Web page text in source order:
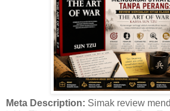
Meta Description: Simak review